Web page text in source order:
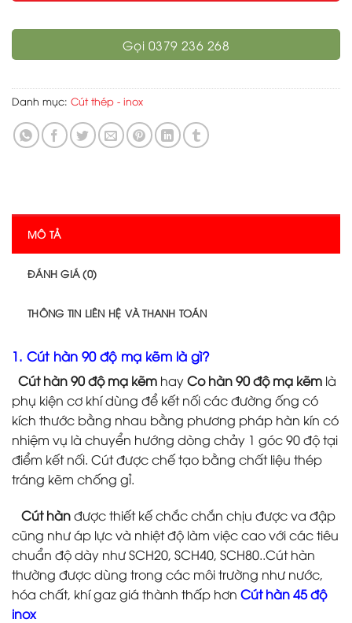
Gọi 0379 236 268
Danh mục: Cút thép - inox
MÔ TẢ
ĐÁNH GIÁ (0)
THÔNG TIN LIÊN HỆ VÀ THANH TOÁN
1. Cút hàn 90 độ mạ kẽm là gì?
Cút hàn 90 độ mạ kẽm hayCo hàn 90 độ mạ kẽm là
phụ kiện cơ khí dùng để kết nối các đường ống có
kích thước bằng nhau bằng phương pháp hàn kín có
nhiệm vụ là chuyển hướng dòng chảy 1 góc 90 độ tại
điểm kết nối. Cút được chế tạo bằng chất liệu thép
tráng kẽm chống gỉ.
Cút hànđược thiết kế chắc chắn chịu được va đập
cũng như áp lực và nhiệt độ làm việc cao với các tiêu
chuẩn độ dày như SCH20, SCH40, SCH80..Cút hàn
thường được dùng trong các môi trường như nước,
hóa chất, khí gaz giá thành thấp hơn Cút hàn 45 độ
inox